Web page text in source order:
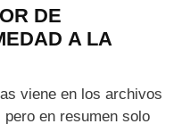
correcto dando en